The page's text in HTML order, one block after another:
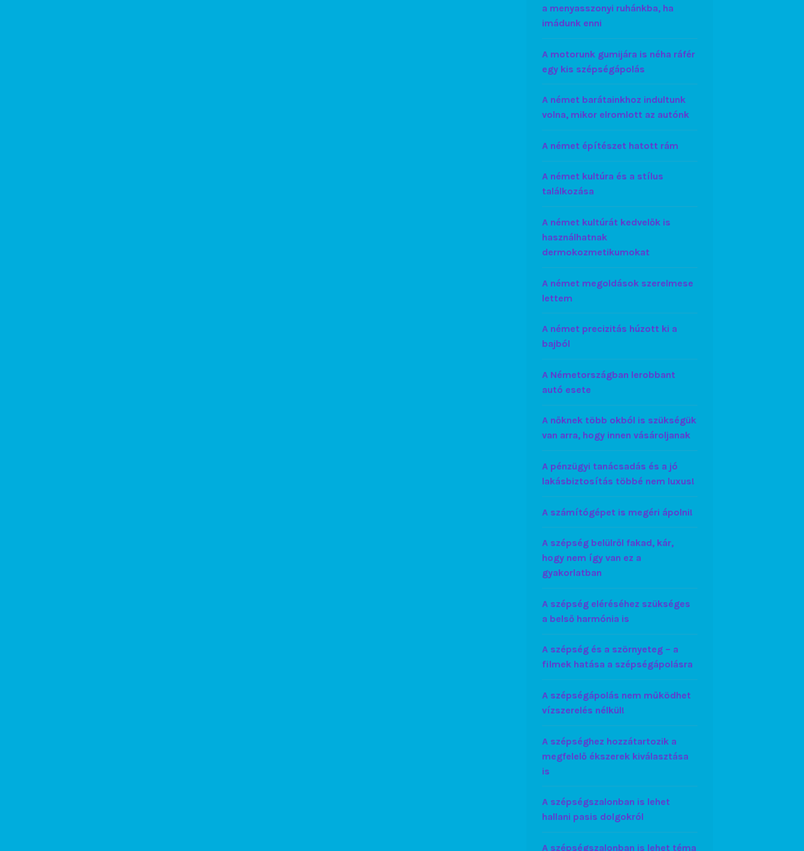
a menyasszonyi ruhánkba, ha
imádunk enni
A motorunk gumijára is néha ráfér
egy kis szépségápolás
A német barátainkhoz indultunk
volna, mikor elromlott az autónk
A német építészet hatott rám
A német kultúra és a stílus
találkozása
A német kultúrát kedvelők is
használhatnak
dermokozmetikumokat
A német megoldások szerelmese
lettem
A német precizitás húzott ki a
bajból
A Németországban lerobbant
autó esete
A nőknek több okból is szükségük
van arra, hogy innen vásároljanak
A pénzügyi tanácsadás és a jó
lakásbiztosítás többé nem luxus!
A számítógépet is megéri ápolni!
A szépség belülről fakad, kár,
hogy nem így van ez a
gyakorlatban
A szépség eléréséhez szükséges
a belső harmónia is
A szépség és a szörnyeteg – a
filmek hatása a szépségápolásra
A szépségápolás nem működhet
vízszerelés nélkül!
A szépséghez hozzátartozik a
megfelelő ékszerek kiválasztása
is
A szépségszalonban is lehet
hallani pasis dolgokról
A szépségszalonban is lehet téma